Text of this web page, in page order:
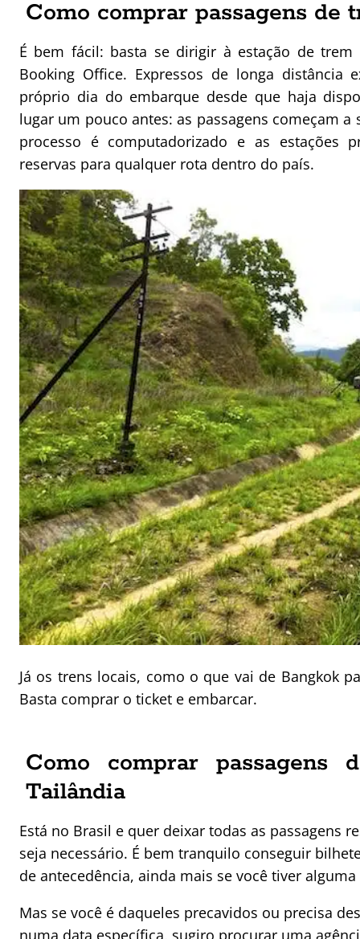
Como comprar passagens de
É bem fácil: basta se dirigir à estação de
Booking Office. Expressos de longa distância
próprio dia do embarque desde que haja
lugar um pouco antes: as passagens começam
processo é computadorizado e as estações
reservas para qualquer rota dentro do país.
Já os trens locais, como o que vai de Bangkok
Basta comprar o ticket e embarcar.
Como comprar passagens
Tailândia
Está no Brasil e quer deixar todas as passagens
seja necessário. É bem tranquilo conseguir
de antecedência, ainda mais se você tiver
Mas se você é daqueles precavidos ou precisa